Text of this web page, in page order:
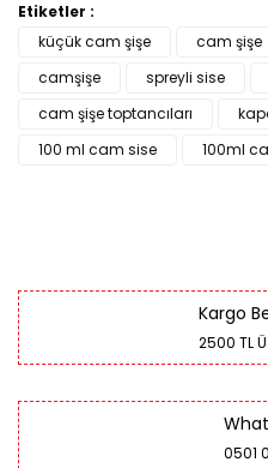
Etiketler :
küçük cam şişe
cam şişe
camşişe
spreyli sise
cam şişe toptancıları
100 ml cam sise
100ml
Kargo
2500 TL
0501